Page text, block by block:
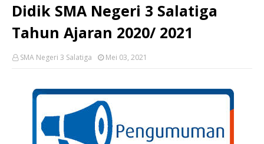
Didik SMA Negeri 3 Salatiga
Tahun Ajaran 2020/ 2021
SMA Negeri 3 Salatiga Mei 03, 2021